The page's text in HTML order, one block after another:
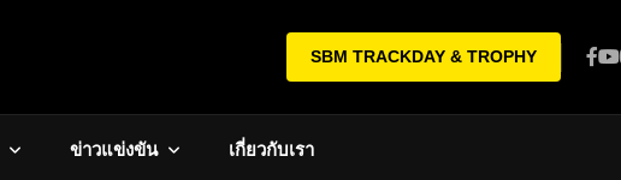
SBM TRACKDAY & TROPHY
ข่าวแข่งขัน เกี่ยวกับเรา